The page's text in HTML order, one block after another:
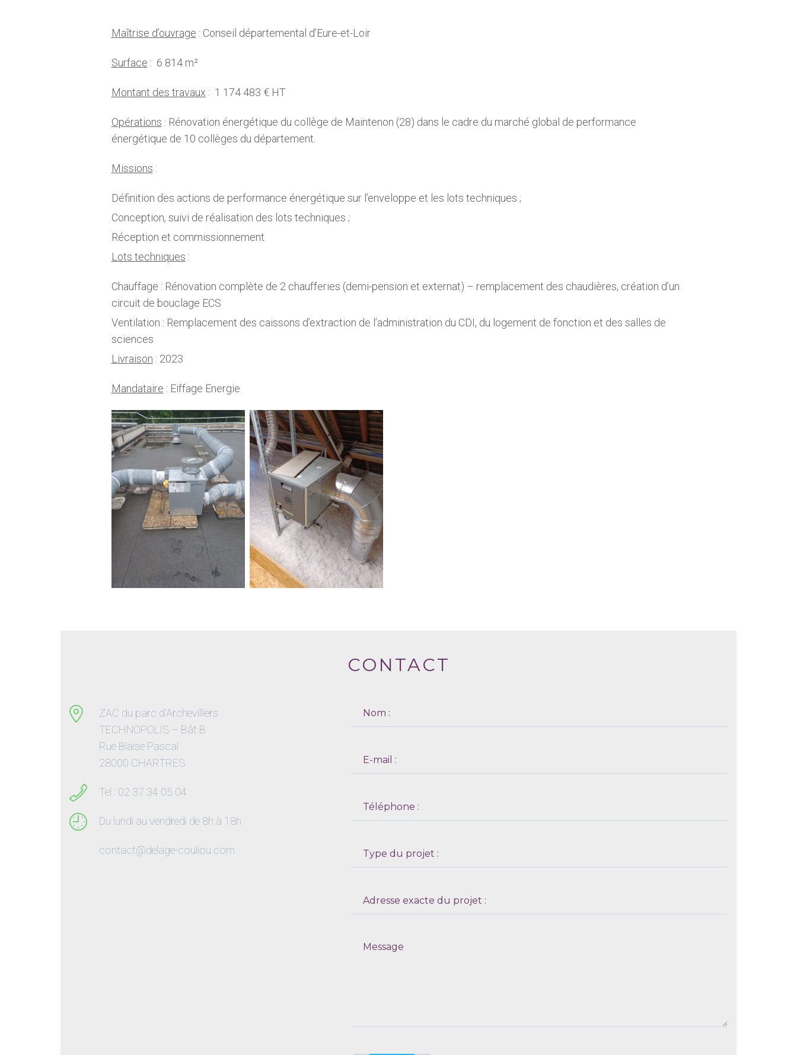
Maîtrise d’ouvrage : Conseil départemental d’Eure-et-Loir
Surface : 6 814 m²
Montant des travaux : 1 174 483 € HT
Opérations : Rénovation énergétique du collège de Maintenon (28) dans le cadre du marché global de performance
énergétique de 10 collèges du département.
Missions :
Définition des actions de performance énergétique sur l’enveloppe et les lots techniques ;
Conception, suivi de réalisation des lots techniques ;
Réception et commissionnement.
Lots techniques :
Chauffage : Rénovation complète de 2 chaufferies (demi-pension et externat) – remplacement des chaudières, création d’un
circuit de bouclage ECS
Ventilation : Remplacement des caissons d’extraction de l’administration du CDI, du logement de fonction et des salles de
sciences
Livraison : 2023
Mandataire : Eiffage Energie
CONTACT
ZAC du parc d’Archevilliers
TECHNOPOLIS – Bât B
Rue Blaise Pascal
28000 CHARTRES
Tel : 02 37 34 05 04
Du lundi au vendredi de 8h à 18h
contact@delage-couliou.com